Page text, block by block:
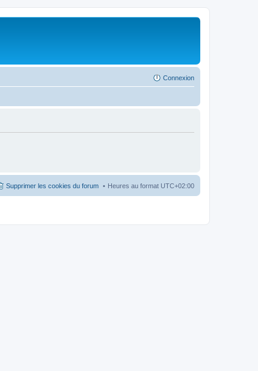
Connexion
Heures au format UTC+02:00
Supprimer les cookies du forum